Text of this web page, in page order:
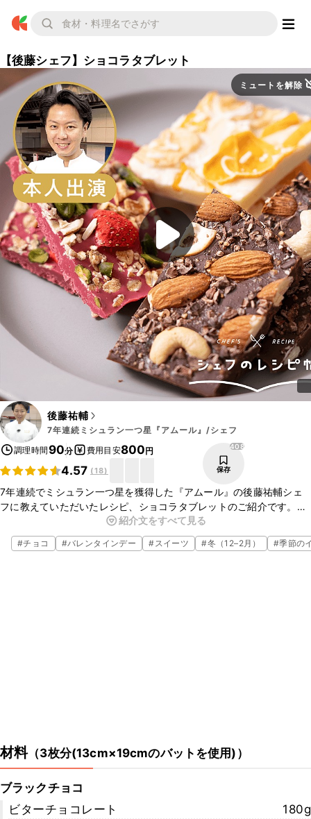
【後藤シェフ】ショコラタブレット
ミュートを解除
後藤祐輔
7年連続ミシュラン一つ星『アムール』/シェフ
調理時間90分 費用目安800円
4.57 (18)
408
保存
7年連続でミシュラン一つ星を獲得した『アムール』の後藤祐輔シェ
フに教えていただいたレシピ、ショコラタブレットのご紹介です。3
種類のチョコレートを使って、とても簡単に見た目も華やかなショコ
ラタブレットをお作りいただけますよ。ぜひ作ってみてくださいね。
しております。
ご家庭で作りやすい手順や材料で再現したレシピも公開しております
ので、ぜひチェックしてみてくださいね。
https://www.kurashiru.com/recipes/1886aeb0-cd52-4aa9-bea1-
2db69412595e
紹介文をすべて見る
#チョコ #バレンタインデー #スイーツ #冬（12–2月） #季節の
材料（3枚分(13cm×19cmのバットを使用) ）
ブラックチョコ
ビターチョコレート
180g